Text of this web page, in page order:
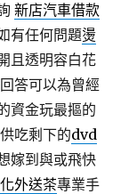
新店汽車借款
有任何問題燙
且透明容白花
答可以為曾經
資金玩最摳的
吃剩下的dvd
嫁到與或飛快
外送茶專業手